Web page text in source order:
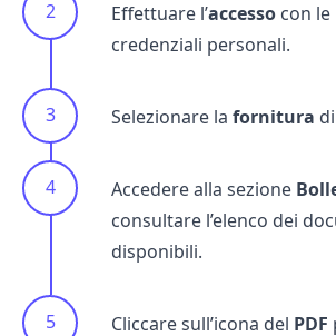
Effettuare l’accesso con
credenziali personali.
Selezionare la fornitura
Accedere alla sezione
consultare l’elenco dei
disponibili.
Cliccare sull’icona del PDF